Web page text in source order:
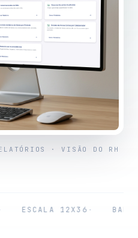
· VISÃO DO RH
12X36· BANCO DE